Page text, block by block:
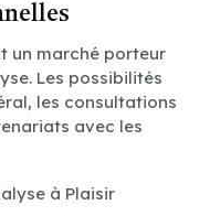
un marché porteur
Les possibilités
les consultations
avec les
à Plaisir